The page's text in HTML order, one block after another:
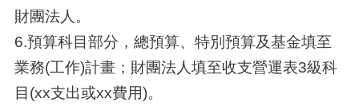
財團法人。
6.預算科目部分，總預算、特別預算及基金填至
業務(工作)計畫；財團法人填至收支營運表3級科
目(xx支出或xx費用)。